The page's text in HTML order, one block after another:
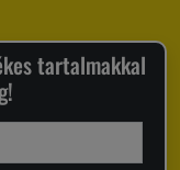
tartalmakkal